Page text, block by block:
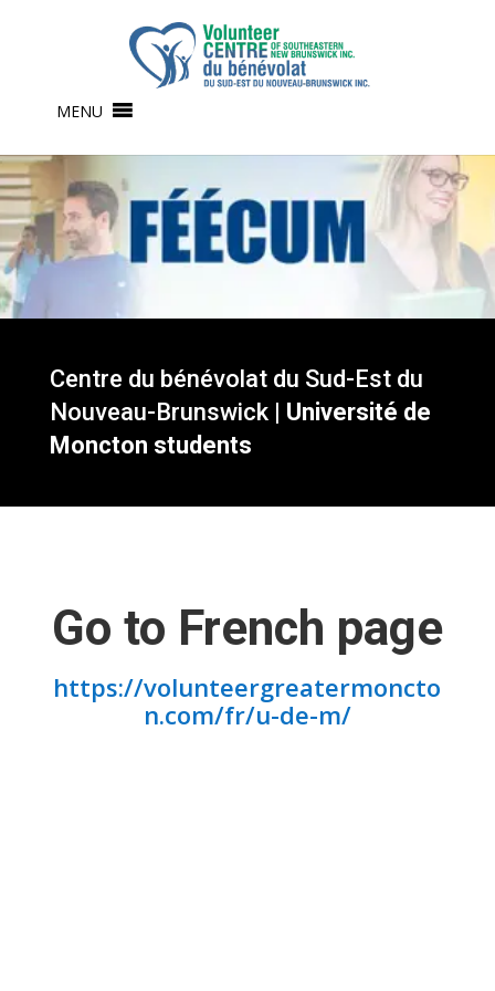
MENU
Centre du bénévolat du Sud-Est du
Nouveau-Brunswick | Université de
Moncton students
Go to French page
https://volunteergreatermoncto
n.com/fr/u-de-m/